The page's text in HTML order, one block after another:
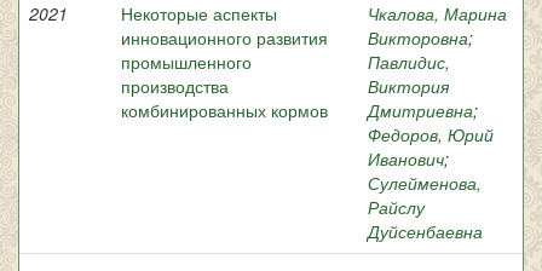
2021
Некоторые аспекты
инновационного развития
промышленного
производства
комбинированных кормов
Чкалова, Марина
Викторовна;
Павлидис,
Виктория
Дмитриевна;
Федоров, Юрий
Иванович;
Сулейменова,
Райслу
Дуйсенбаевна